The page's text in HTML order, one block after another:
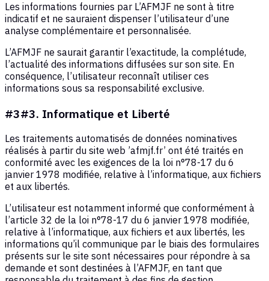
Les informations fournies par L’AFMJF ne sont à titre
indicatif et ne sauraient dispenser l’utilisateur d’une
analyse complémentaire et personnalisée.
L’AFMJF ne saurait garantir l’exactitude, la complétude,
l’actualité des informations diffusées sur son site. En
conséquence, l’utilisateur reconnaît utiliser ces
informations sous sa responsabilité exclusive.
#3#3. Informatique et Liberté
Les traitements automatisés de données nominatives
réalisés à partir du site web ’afmjf.fr’ ont été traités en
conformité avec les exigences de la loi n°78-17 du 6
janvier 1978 modifiée, relative à l’informatique, aux fichiers
et aux libertés.
L’utilisateur est notamment informé que conformément à
l’article 32 de la loi n°78-17 du 6 janvier 1978 modifiée,
relative à l’informatique, aux fichiers et aux libertés, les
informations qu’il communique par le biais des formulaires
présents sur le site sont nécessaires pour répondre à sa
demande et sont destinées à l’AFMJF, en tant que